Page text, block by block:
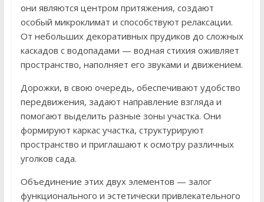
они являются центром притяжения, создают
особый микроклимат и способствуют релаксации.
От небольших декоративных прудиков до сложных
каскадов с водопадами — водная стихия оживляет
пространство, наполняет его звуками и движением.
Дорожки, в свою очередь, обеспечивают удобство
передвижения, задают направление взгляда и
помогают выделить разные зоны участка. Они
формируют каркас участка, структурируют
пространство и приглашают к осмотру различных
уголков сада.
Объединение этих двух элементов — залог
функционального и эстетически привлекательного